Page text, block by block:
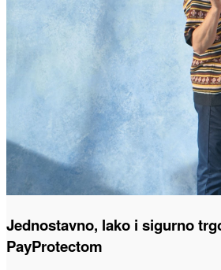
Jednostavno, lako i sigurno
PayProtectom